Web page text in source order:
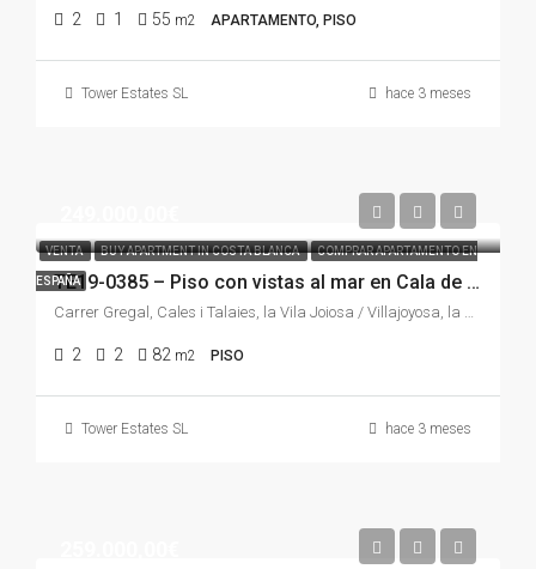
2 1 55 m2 APARTAMENTO, PISO
Tower Estates SL hace 3 meses
VENTA BUY APARTMENT IN COSTA BLANCA COMPRAR APARTAMENTO EN
ESPAÑA TE19-0385 – Piso con vistas al mar en Cala de Villajoyosa | 2 dormitorios, terraza, piscina, parking y urbanización premium cerca de Benidorm
Carrer Gregal, Cales i Talaies, la Vila Joiosa / Villajoyosa, la Marina Baixa, Alacant / Alicante, Comunitat Valenciana, 03509, España
2 2 82 m2 PISO
Tower Estates SL hace 3 meses